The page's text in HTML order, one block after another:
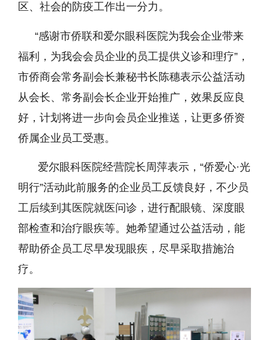
区、社会的防疫工作出一分力。
“感谢市侨联和爱尔眼科医院为我会企业带来
福利，为我会会员企业的员工提供义诊和理疗”，
市侨商会常务副会长兼秘书长陈穗表示公益活动
从会长、常务副会长企业开始推广，效果反应良
好，计划将进一步向会员企业推送，让更多侨资
侨属企业员工受惠。
爱尔眼科医院经营院长周萍表示，“侨爱心·光
明行”活动此前服务的企业员工反馈良好，不少员
工后续到其医院就医问诊，进行配眼镜、深度眼
部检查和治疗眼疾等。她希望通过公益活动，能
帮助侨企员工尽早发现眼疾，尽早采取措施治
疗。